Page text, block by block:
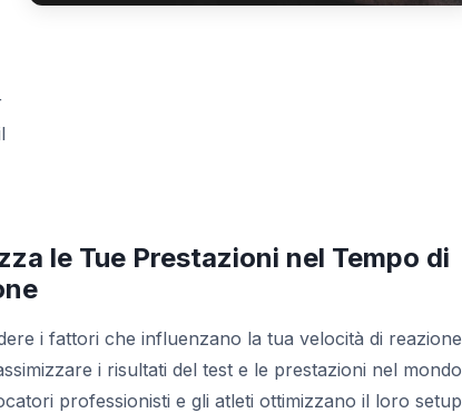
le Tue Prestazioni nel Tempo di
i fattori che influenzano la tua velocità di reazione
i risultati del test e le prestazioni nel mondo
professionisti e gli atleti ottimizzano il loro setup